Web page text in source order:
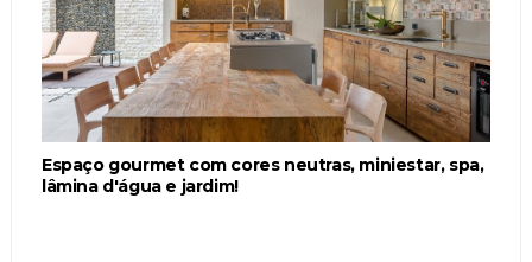
Espaço gourmet com cores neutras, miniestar, spa,
lâmina d'água e jardim!